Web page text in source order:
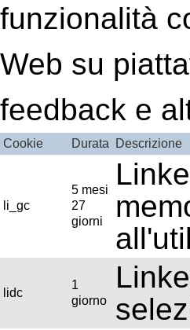
funzionalità
Web su
feedback e
Cookie Durata Descrizione
li_gc
5 mesi
27
giorni
lidc
1
giorno